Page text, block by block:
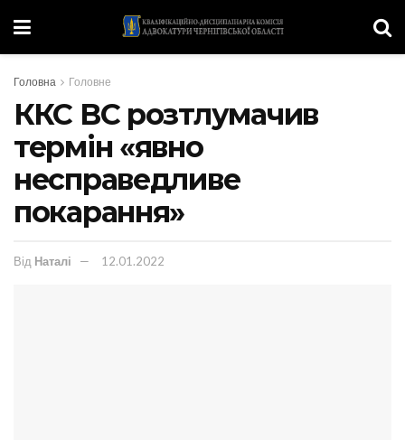
Головна Головне
ККС ВС розтлумачив
термін «явно
несправедливе
покарання»
Від Наталі 12.01.2022